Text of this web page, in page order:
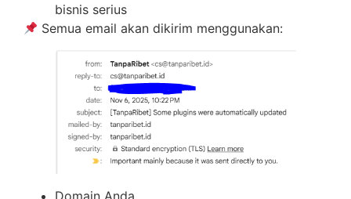
bisnis serius
Semua email akan dikirim menggunakan: